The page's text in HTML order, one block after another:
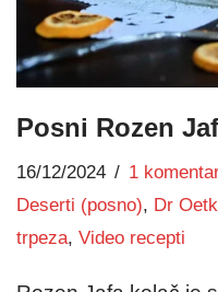
Posni Rozen
16/12/2024
1
Deserti (posno), Dr
trpeza, Video recepti